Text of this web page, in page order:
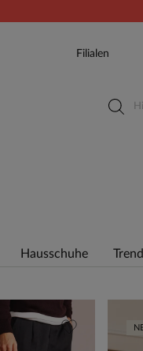
Filialen
Hausschuhe Trend